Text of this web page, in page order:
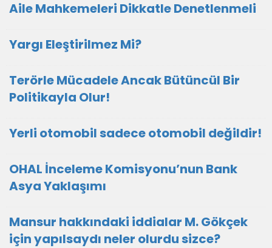
Aile Mahkemeleri Dikkatle Denetlenmeli
Yargı Eleştirilmez Mi?
Terörle Mücadele Ancak Bütüncül Bir
Politikayla Olur!
Yerli otomobil sadece otomobil değildir!
OHAL İnceleme Komisyonu’nun Bank
Asya Yaklaşımı
Mansur hakkındaki iddialar M. Gökçek
için yapılsaydı neler olurdu sizce?